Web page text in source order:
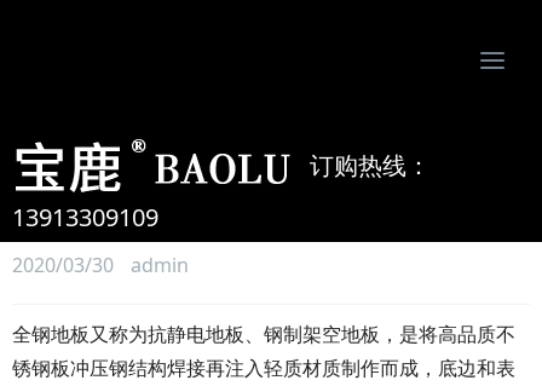
订购热线：
13913309109
全钢防静电地板的特点及优势
分析
2020/03/30 admin
全钢地板又称为抗静电地板、钢制架空地板，是将高品质不
锈钢板冲压钢结构焊接再注入轻质材质制作而成，底边和表